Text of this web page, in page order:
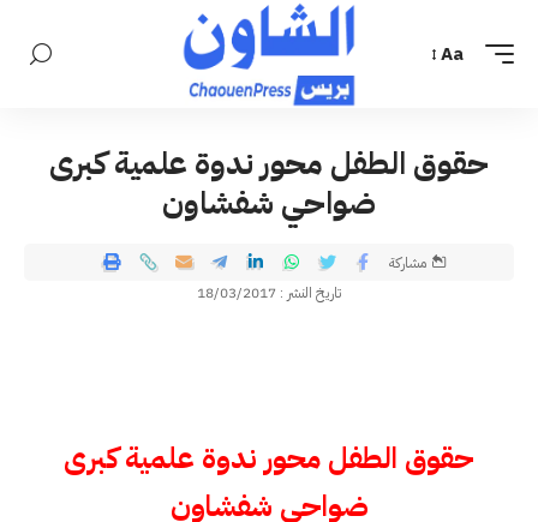
Aa
حقوق الطفل محور ندوة علمية كبرى
ضواحي شفشاون
تاريخ النشر : 18/03/2017
مشاركة
حقوق الطفل محور ندوة علمية كبرى
ضواحي شفشاون